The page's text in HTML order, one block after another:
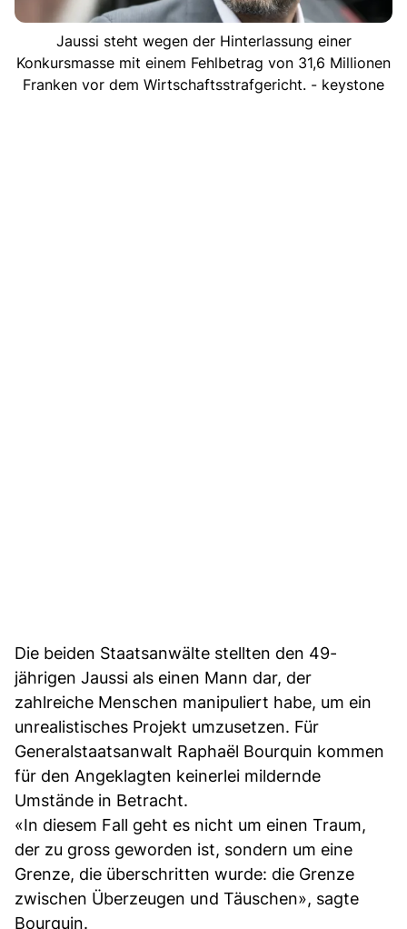
Jaussi steht wegen der Hinterlassung einer
Konkursmasse mit einem Fehlbetrag von 31,6 Millionen
Franken vor dem Wirtschaftsstrafgericht. - keystone
Die beiden Staatsanwälte stellten den 49-
jährigen Jaussi als einen Mann dar, der
zahlreiche Menschen manipuliert habe, um ein
unrealistisches Projekt umzusetzen. Für
Generalstaatsanwalt Raphaël Bourquin kommen
für den Angeklagten keinerlei mildernde
Umstände in Betracht.
«In diesem Fall geht es nicht um einen Traum,
der zu gross geworden ist, sondern um eine
Grenze, die überschritten wurde: die Grenze
zwischen Überzeugen und Täuschen», sagte
Bourquin.